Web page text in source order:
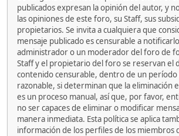
publicados expresan la opinión del autor, y
las opiniones de este foro, su Staff, sus
propietarios. Se invita a cualquiera que
mensaje publicado es censurable a
administrador o un moderador del foro de
Staff y el propietario del foro se reservan el
contenido censurable, dentro de un
razonable, si determinan que la eliminación
es un proceso manual, así que, por favor,
no ser capaces de eliminar o modificar
manera inmediata. Esta política se aplica
información de los perfiles de los miembros